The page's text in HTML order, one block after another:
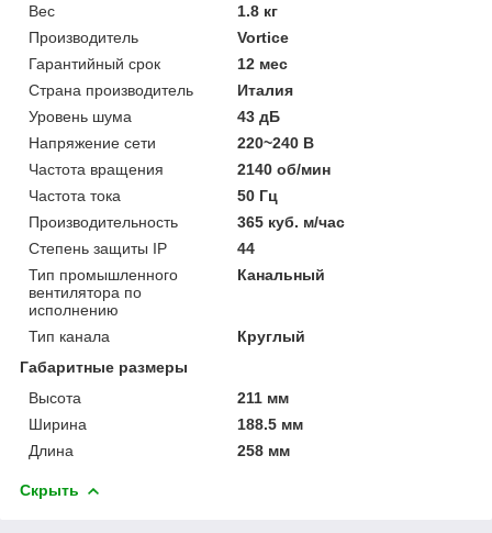
Вес
1.8 кг
Производитель
Vortice
Гарантийный срок
12 мес
Страна производитель
Италия
Уровень шума
43 дБ
Напряжение сети
220~240 В
Частота вращения
2140 об/мин
Частота тока
50 Гц
Производительность
365 куб. м/час
Степень защиты IP
44
Тип промышленного
вентилятора по
исполнению
Канальный
Тип канала
Круглый
Габаритные размеры
Высота
211 мм
Ширина
188.5 мм
Длина
258 мм
Скрыть